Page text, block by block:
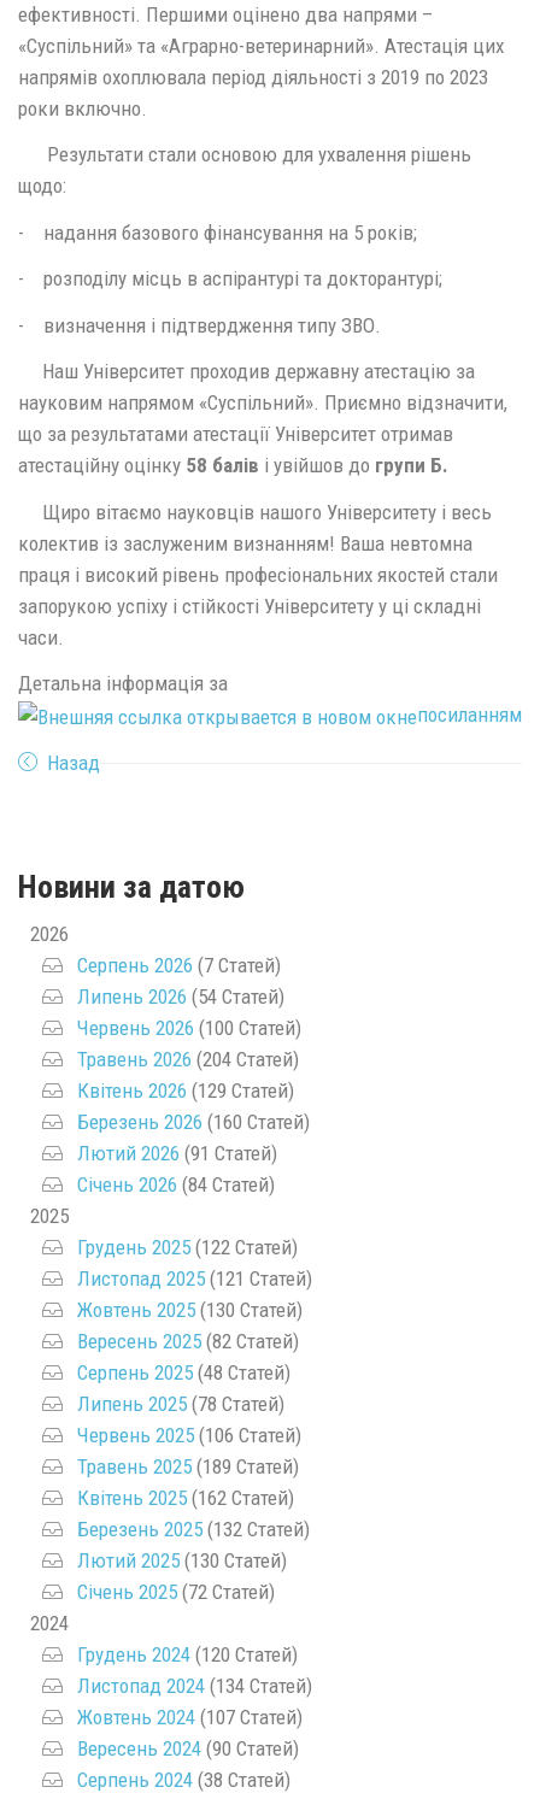
ефективності. Першими оцінено два напрями –
«Суспільний» та «Аграрно-ветеринарний». Атестація цих
напрямів охоплювала період діяльності з 2019 по 2023
роки включно.
Результати стали основою для ухвалення рішень
щодо:
- надання базового фінансування на 5 років;
- розподілу місць в аспірантурі та докторантурі;
- визначення і підтвердження типу ЗВО.
Наш Університет проходив державну атестацію за
науковим напрямом «Суспільний». Приємно відзначити,
що за результатами атестації Університет отримав
атестаційну оцінку 58 балів і увійшов до групи Б.
Щиро вітаємо науковців нашого Університету і весь
колектив із заслуженим визнанням! Ваша невтомна
праця і високий рівень професіональних якостей стали
запорукою успіху і стійкості Університету у ці складні
часи.
Детальна інформація за
посиланням
Назад
Новини за датою
2026
Серпень 2026 (7 Статей)
Липень 2026 (54 Статей)
Червень 2026 (100 Статей)
Травень 2026 (204 Статей)
Квітень 2026 (129 Статей)
Березень 2026 (160 Статей)
Лютий 2026 (91 Статей)
Січень 2026 (84 Статей)
2025
Грудень 2025 (122 Статей)
Листопад 2025 (121 Статей)
Жовтень 2025 (130 Статей)
Вересень 2025 (82 Статей)
Серпень 2025 (48 Статей)
Липень 2025 (78 Статей)
Червень 2025 (106 Статей)
Травень 2025 (189 Статей)
Квітень 2025 (162 Статей)
Березень 2025 (132 Статей)
Лютий 2025 (130 Статей)
Січень 2025 (72 Статей)
2024
Грудень 2024 (120 Статей)
Листопад 2024 (134 Статей)
Жовтень 2024 (107 Статей)
Вересень 2024 (90 Статей)
Серпень 2024 (38 Статей)